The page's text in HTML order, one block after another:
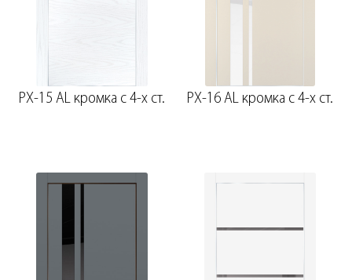
PX-15 AL кромка с 4-х ст. PX-16 AL кромка с 4-х ст.